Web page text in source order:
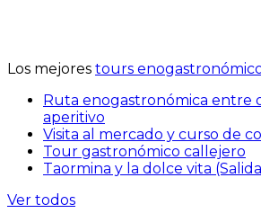
Los mejores tours
Ruta enogastronómica entre
aperitivo
Visita al mercado y curso de
Tour gastronómico callejero
Taormina y la dolce vita
Ver todos